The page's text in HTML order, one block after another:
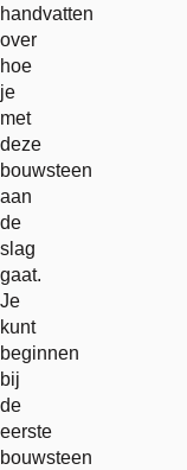
handvatten
over
hoe
je
met
deze
bouwsteen
aan
de
slag
gaat.
Je
kunt
beginnen
bij
de
eerste
bouwsteen